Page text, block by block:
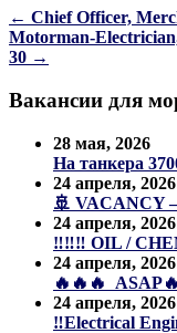
Навигация
по
← Chief Officer,
Motorman-
30 →
Вакансии для
28 мая, 2026
На танкера
24 апреля, 2026
🚢 VACANCY
24 апреля, 2026
‼️‼️‼️ OIL /
24 апреля, 2026
🔥🔥🔥
24 апреля, 2026
‼️Electrical